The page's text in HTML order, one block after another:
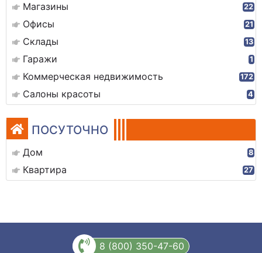
Магазины 22
Офисы 21
Склады 13
Гаражи 1
Коммерческая недвижимость 172
Салоны красоты 4
ПОСУТОЧНО
Дом 8
Квартира 27
8 (800) 350-47-60